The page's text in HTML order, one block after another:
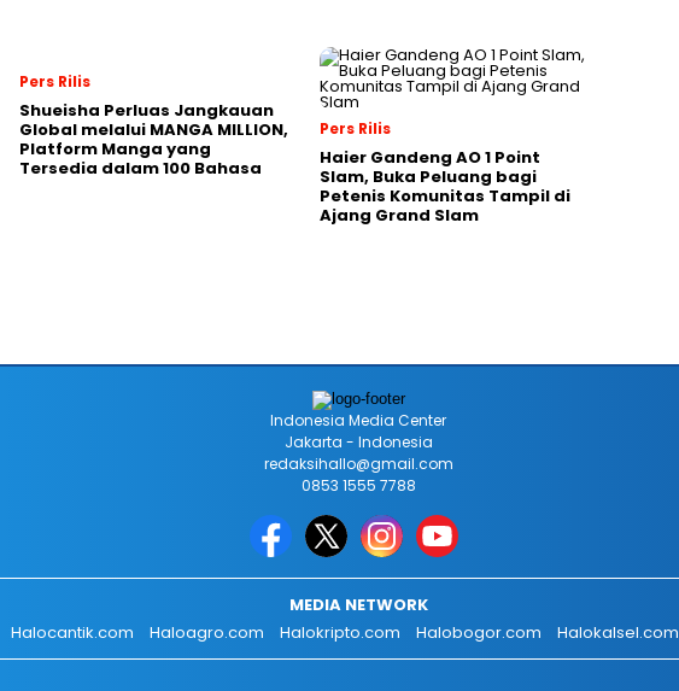
Pers Rilis
Shueisha Perluas Jangkauan
Global melalui MANGA MILLION,
Platform Manga yang
Tersedia dalam 100 Bahasa
Pers Rilis
Haier Gandeng AO 1 Point
Slam, Buka Peluang bagi
Petenis Komunitas Tampil di
Ajang Grand Slam
Indonesia Media Center
Jakarta - Indonesia
redaksihallo@gmail.com
0853 1555 7788
MEDIA NETWORK
Halocantik.com Haloagro.com Halokripto.com Halobogor.com Halokalsel.com